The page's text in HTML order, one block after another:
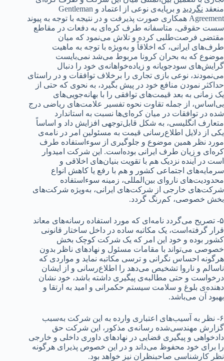
منعقد نگردید
و برپایه‌ی نوعی از اعتماد و Gentleman
Agreement همکاری صورت پذیرفت و در نتیجه با توجه به پیوند
سست حقوقی، متاسفانه طرف کره‌ای به دفعات در مقاطع
مقتضی فرصت‌طلبی کرده و تلاش می‌نمود که میان
طرف‌های ایرانی، که اخلاقاً و به‌ویژه با توجه به ماهیت
موضوع که به بحران کرونا مربوط می‌شد نمی‌بایست
گرایش‌های سودجویانه و زیاده‌خواهانه‌ی خود را دنبال
می‌نمودند، نوعی بازی تجاری را برخلاف توافقات و در راستای
حداکثر نمودن منافع خود در پیش بگیرد، به نحوی که حتی از
یک زمانی به بعد قیمت‌های توافقی را با بهانه‌جویی‌های
بی‌اساس، از جمله تقاوت نحوه تفسیر علامت‌های ریاضی درج
شده در توافقات در میان کره‌ای‌ها نسبت به استاندارد
متعارف انگلیسی، به شکل قابل‌توجهی افزایش داد و اساساً
یکی از دلایل اطلاع‌رسانی قیمت به مسئولین امر در نامه‌ی
مورد نظر همین موضوع و جلوگیری از سوءاستفاده طرف
کره‌ای و زیان طرف ایرانی بوده‌است. این شرکت امیدوار
است در آینده نزدیک هم با تقویت بنیان‌های اخلاقی و
سرمایه‌های اجتماعی کشور و هم با رفع یا کاهش انواع
محدودیت‌های ناروای بین‌المللی، زمینه سوءاستفاده
شرکت‌های خارجی از شرکت‌های ایرانی، به‌ویژه شرکت‌های
بخش خصوصی، کم‌رنگ گردد.
۵- تصریح می‌گردد نامه‌ای که مورد استفاده رسانه‌های معاند
قرار گرفته‌است، یک مکاتبه ساده در داخل ساختار قانونی
کشور بوده و خود این امر که یک شرکت کوچک بخش
خصوصی می‌تواند با مقامات مسئول و نهادهای ناظر بدون
هرگونه احساس نگرانی و ترسی مکاتبه نماید و مواردی که
ناسالم و ناروا تشخیص می‌دهد را اطلاع‌رسانی و از ایشان
درخواست و حتی مطالبه‌ی پیگیری داشته باشد، خود نشان
دهنده‌ی بلوغ و سلامت سیستم حکمرانی و امید به ارتقا و
بهبود آن می‌باشد.
۶- نظر به آسیب‌های اعتباری وارده به این شرکت به‌سبب
گزارش مهندسی‌شده رسانه‌ی مذکور، این شرکت حق
دادخواهی و پیگیری قضایی در نهادهای داوری داخلی و خارجی
را برای خود محفوظ می‌داند و در این خصوص پذیرای هرگونه
نظر کارشناسی صاحبنظران نیز خواهد بود.